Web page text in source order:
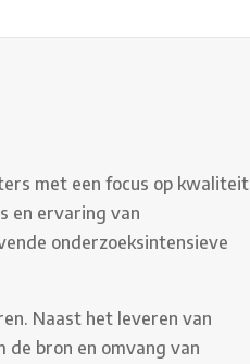
met een focus op kwaliteit
en ervaring van
onderzoeksintensieve
Naast het leveren van
de bron en omvang van